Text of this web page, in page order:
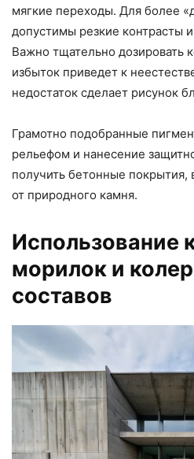
мягкие переходы. Для более
допустимы резкие контрасты
Важно тщательно дозировать
избыток приведет к
недостаток сделает рисунок
Грамотно подобранные
рельефом и нанесение
получить бетонные покрытия,
от природного камня.
Использование
морилок и
составов